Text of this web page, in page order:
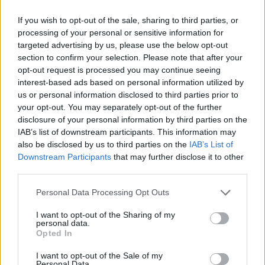
If you wish to opt-out of the sale, sharing to third parties, or
processing of your personal or sensitive information for
targeted advertising by us, please use the below opt-out
section to confirm your selection. Please note that after your
opt-out request is processed you may continue seeing
interest-based ads based on personal information utilized by
us or personal information disclosed to third parties prior to
your opt-out. You may separately opt-out of the further
disclosure of your personal information by third parties on the
IAB’s list of downstream participants. This information may
also be disclosed by us to third parties on the IAB’s List of
Downstream Participants that may further disclose it to other
Please note that this website/app uses one or more Google
not limited to your visit or usage behaviour. You may click to
grant or deny consent to Google and its third-party tags to
use your data for below specified purposes in below Google
consent section.
Personal Data Processing Opt Outs
I want to opt-out of the Sharing of my
personal data.
Opted In
I want to opt-out of the Sale of my
Előfizetőként korlátlan hozzáférést kap
minden történelmi tartalmunkhoz:
A legújabb Rubicon-lapszámok
Több mint 370 korábbi lapszámunk
tartalma
Rubicon Online rovatok cikkei
Hirdetésmentes olvasó felület
Kedvenc cikkek elmentése, könyvjelzők
Az első hónap csak 200 Ft-ba kerül. Próbálja
ki!